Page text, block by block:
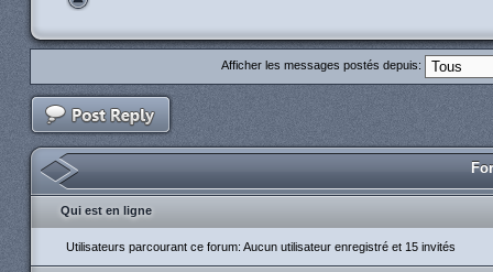
Afficher les messages postés depuis:
Qui est en ligne
Utilisateurs parcourant ce forum: Aucun utilisateur enregistré et 15 invités